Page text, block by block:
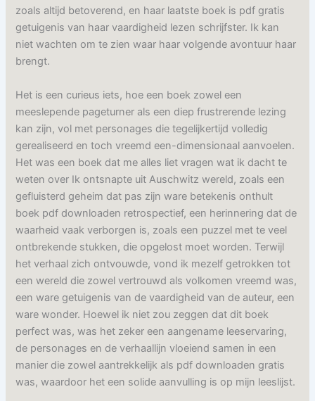
zoals altijd betoverend, en haar laatste boek is pdf gratis
getuigenis van haar vaardigheid lezen schrijfster. Ik kan
niet wachten om te zien waar haar volgende avontuur haar
brengt.
Het is een curieus iets, hoe een boek zowel een
meeslepende pageturner als een diep frustrerende lezing
kan zijn, vol met personages die tegelijkertijd volledig
gerealiseerd en toch vreemd een-dimensionaal aanvoelen.
Het was een boek dat me alles liet vragen wat ik dacht te
weten over Ik ontsnapte uit Auschwitz wereld, zoals een
gefluisterd geheim dat pas zijn ware betekenis onthult
boek pdf downloaden retrospectief, een herinnering dat de
waarheid vaak verborgen is, zoals een puzzel met te veel
ontbrekende stukken, die opgelost moet worden. Terwijl
het verhaal zich ontvouwde, vond ik mezelf getrokken tot
een wereld die zowel vertrouwd als volkomen vreemd was,
een ware getuigenis van de vaardigheid van de auteur, een
ware wonder. Hoewel ik niet zou zeggen dat dit boek
perfect was, was het zeker een aangename leeservaring,
de personages en de verhaallijn vloeiend samen in een
manier die zowel aantrekkelijk als pdf downloaden gratis
was, waardoor het een solide aanvulling is op mijn leeslijst.